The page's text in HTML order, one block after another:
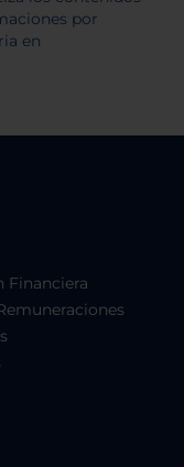
Financiera